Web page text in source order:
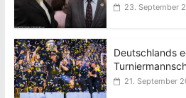
23. September
Deutschlands
21. September